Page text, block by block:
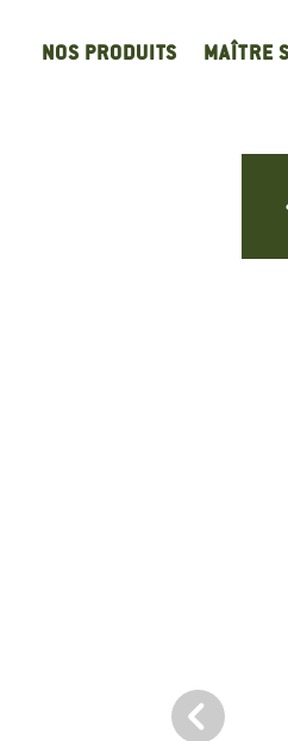
NOS PRODUITS MAÎTRE